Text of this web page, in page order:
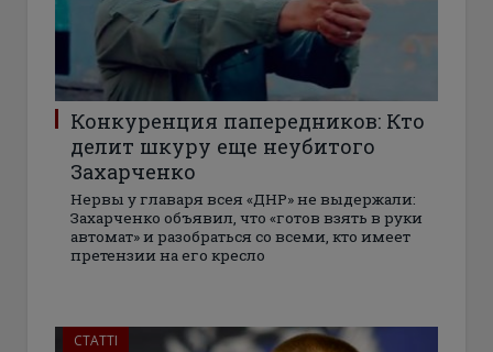
Конкуренция папередников: Кто
делит шкуру еще неубитого
Захарченко
Нервы у главаря всея «ДНР» не выдержали:
Захарченко объявил, что «готов взять в руки
автомат» и разобраться со всеми, кто имеет
претензии на его кресло
СТАТТІ